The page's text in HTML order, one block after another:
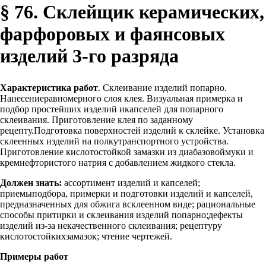
§ 76. Склейщик керамических,
фарфоровых и фаянсовых
изделий 3-го разряда
Характеристика работ. Склеивание изделий попарно.
Нанесениеравномерного слоя клея. Визуальная примерка и
подбор простейших изделий икапселей для попарного
склеивания. Приготовление клея по заданному
рецепту.Подготовка поверхностей изделий к склейке. Установка
склеенных изделий на полкутранспортного устройства.
Приготовление кислотостойкой замазки из диабазовоймуки и
кремнефтористого натрия с добавлением жидкого стекла.
Должен знать: ассортимент изделий и капселей;
приемыподбора, примерки и подготовки изделий и капселей,
предназначенных для обжига всклеенном виде; рациональные
способы притирки и склеивания изделий попарно;дефекты
изделий из-за некачественного склеивания; рецептуру
кислотостойкихзамазок; чтение чертежей.
Примеры работ